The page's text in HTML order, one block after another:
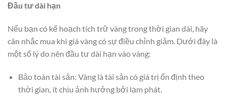
Đầu tư dài hạn
Nếu bạn có kế hoạch tích trữ vàng trong thời gian dài, hãy
cân nhắc mua khi giá vàng có sự điều chỉnh giảm. Dưới đây là
một số lý do nên đầu tư dài hạn vào vàng:
Bảo toàn tài sản: Vàng là tài sản có giá trị ổn định theo
thời gian, ít chịu ảnh hưởng bởi lạm phát.